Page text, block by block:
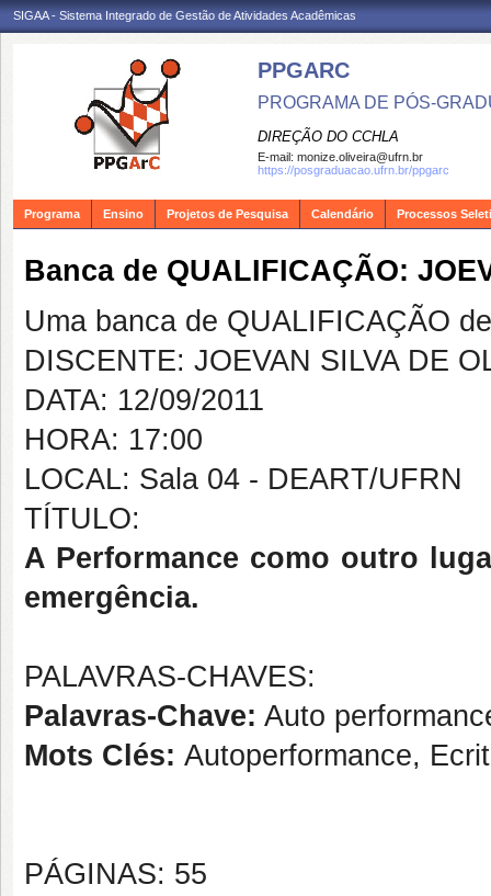
SIGAA - Sistema Integrado de Gestão de Atividades Acadêmicas
PPGARC
PROGRAMA DE PÓS-
DIREÇÃO DO CCHLA
E-mail: monize.oliveira@ufrn.br
https://posgraduacao.ufrn.br/ppgarc
Programa Ensino Projetos de Pesquisa Calendário Processos
Banca de QUALIFICAÇÃO:
Uma banca de QUALIFICAÇÃO
DISCENTE: JOEVAN SILVA DE
DATA: 12/09/2011
HORA: 17:00
LOCAL: Sala 04 - DEART/UFRN
TÍTULO:
A Performance como outro
emergência.
PALAVRAS-CHAVES:
Palavras-Chave: Auto
Mots Clés: Autoperformance,
PÁGINAS: 55